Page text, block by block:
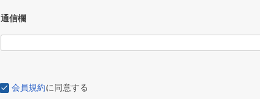
通信欄
会員規約に同意する